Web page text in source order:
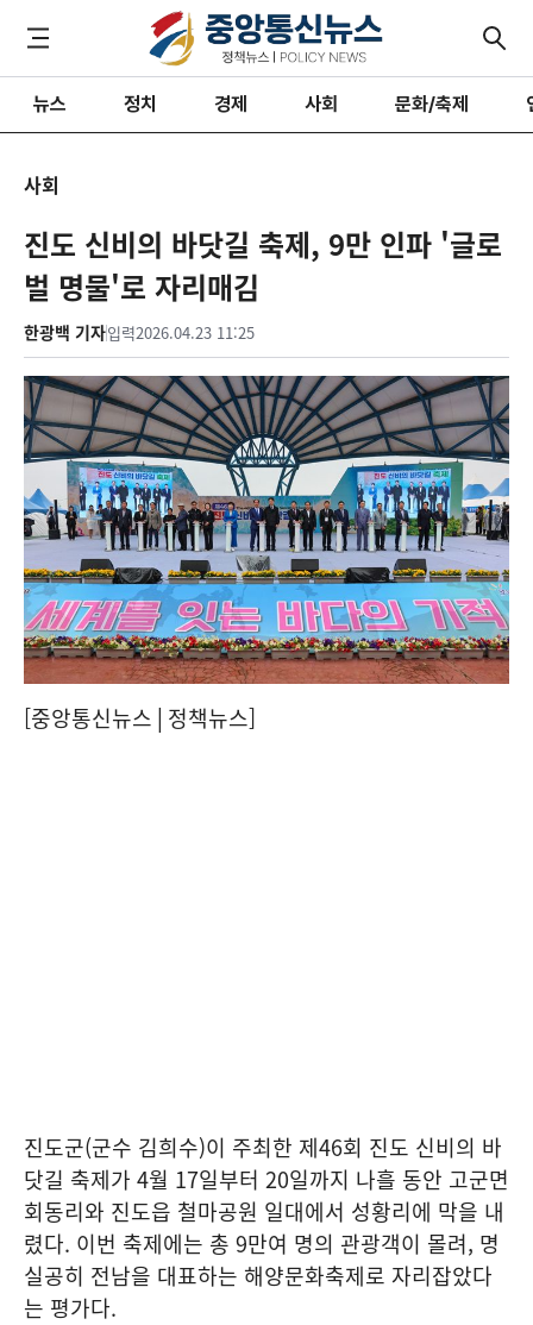
뉴스 정치 경제 사회 문화/축제
사회
진도 신비의 바닷길 축제, 9만 인파 '글로
벌 명물'로 자리매김
한광백 기자입력2026.04.23 11:25
[중앙통신뉴스│정책뉴스]
진도군(군수 김희수)이 주최한 제46회 진도 신비의 바
닷길 축제가 4월 17일부터 20일까지 나흘 동안 고군면
회동리와 진도읍 철마공원 일대에서 성황리에 막을 내
렸다. 이번 축제에는 총 9만여 명의 관광객이 몰려, 명
실공히 전남을 대표하는 해양문화축제로 자리잡았다
는 평가다.